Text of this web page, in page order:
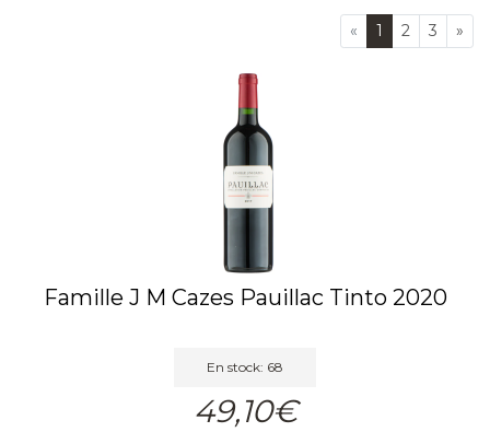
« 1 2 3 »
Famille J M Cazes Pauillac Tinto 2020
En stock: 68
49,10€